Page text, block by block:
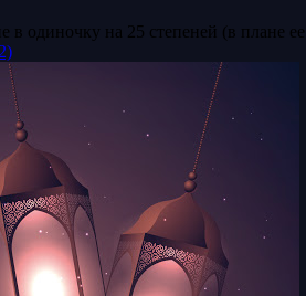
одиночку на 25 степеней (в плане